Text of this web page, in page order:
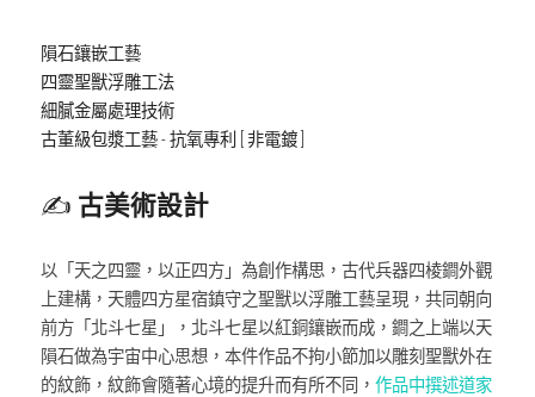
隕石鑲嵌工藝
四靈聖獸浮雕工法
細膩金屬處理技術
古董級包漿工藝 - 抗氧專利 [ 非電鍍 ]
✍️ 古美術設計
以「天之四靈，以正四方」為創作構思，古代兵器四棱鐧外觀
上建構，天體四方星宿鎮守之聖獸以浮雕工藝呈現，共同朝向
前方「北斗七星」，北斗七星以紅銅鑲嵌而成，鐧之上端以天
隕石做為宇宙中心思想，本件作品不拘小節加以雕刻聖獸外在
的紋飾，紋飾會隨著心境的提升而有所不同， 作品中撰述道家